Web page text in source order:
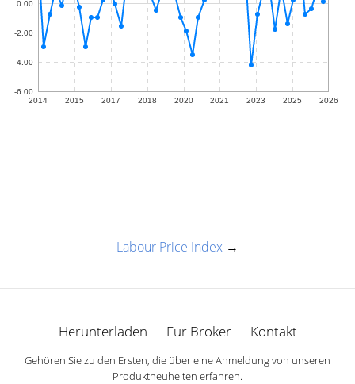
Labour Price Index →
Herunterladen Für Broker Kontakt
Gehören Sie zu den Ersten, die über eine Anmeldung von unseren
Produktneuheiten erfahren.